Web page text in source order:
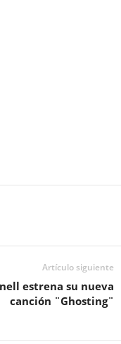
Artículo siguiente
estrena su nueva
canción ¨Ghosting¨